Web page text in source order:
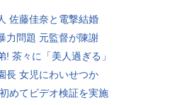
佐藤佳奈と電撃結婚
力問題 元監督が陳謝
! 茶々に「美人過ぎる」
長 女児にわいせつか
めてビデオ検証を実施